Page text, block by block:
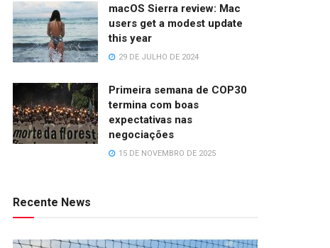
macOS Sierra review: Mac
users get a modest update
this year
29 DE JULHO DE 2024
Primeira semana de COP30
termina com boas
expectativas nas
negociações
15 DE NOVEMBRO DE 2025
Recente News